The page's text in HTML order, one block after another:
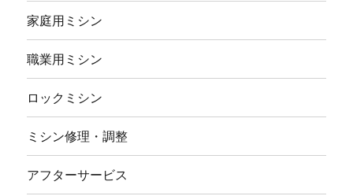
家庭用ミシン
職業用ミシン
ロックミシン
ミシン修理・調整
アフターサービス